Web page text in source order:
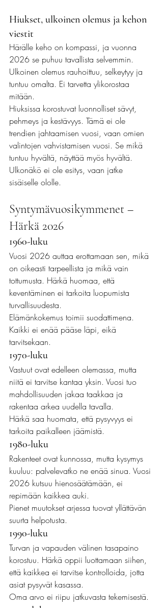
Hiukset, ulkoinen olemus ja kehon
viestit
Härälle keho on kompassi, ja vuonna
2026 se puhuu tavallista selvemmin.
Ulkoinen olemus rauhoittuu, selkeytyy ja
tuntuu omalta. Ei tarvetta ylikorostaa
mitään.
Hiuksissa korostuvat luonnolliset sävyt,
pehmeys ja kestävyys. Tämä ei ole
trendien jahtaamisen vuosi, vaan omien
valintojen vahvistamisen vuosi. Se mikä
tuntuu hyvältä, näyttää myös hyvältä.
Ulkonäkö ei ole esitys, vaan jatke
sisäiselle ololle.
Syntymävuosikymmenet –
Härkä 2026
1960-luku
Vuosi 2026 auttaa erottamaan sen, mikä
on oikeasti tarpeellista ja mikä vain
tottumusta. Härkä huomaa, että
keventäminen ei tarkoita luopumista
turvallisuudesta.
Elämänkokemus toimii suodattimena.
Kaikki ei enää pääse läpi, eikä
tarvitsekaan.
1970-luku
Vastuut ovat edelleen olemassa, mutta
niitä ei tarvitse kantaa yksin. Vuosi tuo
mahdollisuuden jakaa taakkaa ja
rakentaa arkea uudella tavalla.
Härkä saa huomata, että pysyvyys ei
tarkoita paikalleen jäämistä.
1980-luku
Rakenteet ovat kunnossa, mutta kysymys
kuuluu: palvelevatko ne enää sinua. Vuosi
2026 kutsuu hienosäätämään, ei
repimään kaikkea auki.
Pienet muutokset arjessa tuovat yllättävän
suurta helpotusta.
1990-luku
Turvan ja vapauden välinen tasapaino
korostuu. Härkä oppii luottamaan siihen,
että kaikkea ei tarvitse kontrolloida, jotta
asiat pysyvät kasassa.
Oma arvo ei riipu jatkuvasta tekemisestä.